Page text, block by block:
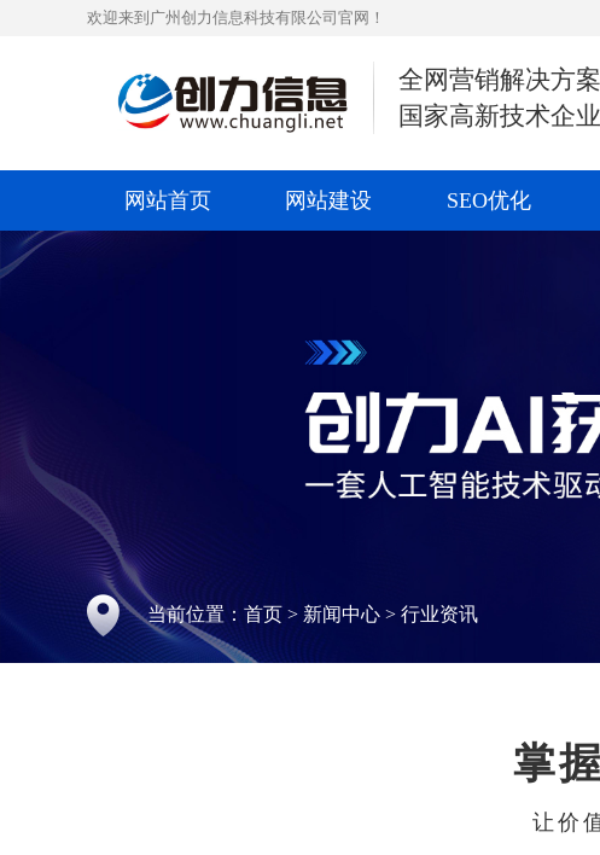
欢迎来到广州创力信息科技有限公司官网！
全网营销解决方案
国家高新技术企业
网站首页 网站建设 SEO优化
当前位置： 首页 > 新闻中心 > 行业资讯
掌
让价